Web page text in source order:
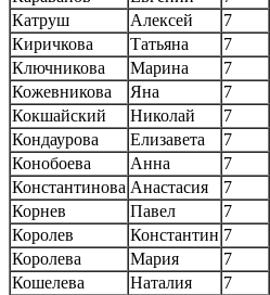
Катруш
Алексей 7
Киричкова
Татьяна 7
Ключникова
Марина 7
Кожевникова
Яна 7
Кокшайский
Николай 7
Кондаурова
Елизавета 7
Конобоева
Анна 7
Константинова Анастасия 7
Корнев
Павел 7
Королев
Константин 7
Королева
Мария 7
Кошелева
Наталия 7